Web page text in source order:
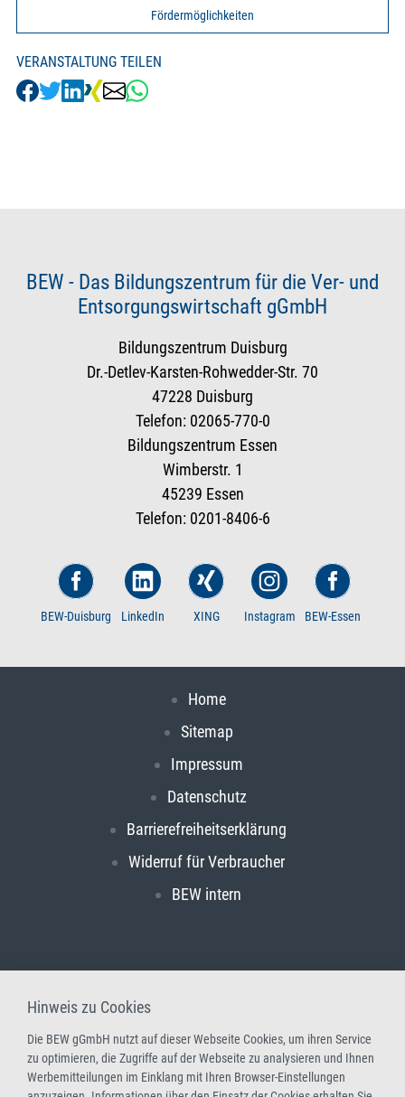
Fördermöglichkeiten
VERANSTALTUNG TEILEN
BEW - Das Bildungszentrum für die Ver- und
Entsorgungswirtschaft gGmbH
Bildungszentrum Duisburg
Dr.-Detlev-Karsten-Rohwedder-Str. 70
47228 Duisburg
Telefon: 02065-770-0
Bildungszentrum Essen
Wimberstr. 1
45239 Essen
Telefon: 0201-8406-6
BEW-Duisburg LinkedIn XING Instagram BEW-Essen
Home
Sitemap
Impressum
Datenschutz
Barrierefreiheitserklärung
Widerruf für Verbraucher
BEW intern
Hinweis zu Cookies
Die BEW gGmbH nutzt auf dieser Webseite Cookies, um ihren Service
zu optimieren, die Zugriffe auf der Webseite zu analysieren und Ihnen
Werbemitteilungen im Einklang mit Ihren Browser-Einstellungen